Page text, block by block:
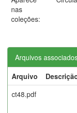
nas
coleções:
Arquivos
Arquivo
ct48.pdf